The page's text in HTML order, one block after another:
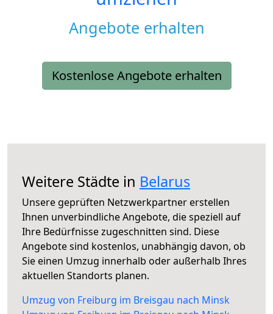
Angebote erhalten
Kostenlose Angebote erhalten
Weitere Städte in Belarus
Unsere geprüften Netzwerkpartner erstellen
Ihnen unverbindliche Angebote, die speziell auf
Ihre Bedürfnisse zugeschnitten sind. Diese
Angebote sind kostenlos, unabhängig davon, ob
Sie einen Umzug innerhalb oder außerhalb Ihres
aktuellen Standorts planen.
Umzug von Freiburg im Breisgau nach Minsk